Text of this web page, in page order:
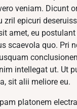
veniam. Dicunt
zril epicuri
amet, eu
scaevola quo. Pri
intellegat ut. Ut
sit alii meliore eu.
platonem